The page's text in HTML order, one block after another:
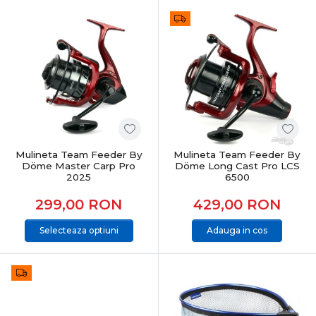
echilibrată
Mulinete feeder– frânare precisă și recuperare
constantă
Momitoare & coșulețe feeder– control al nădirii pe
substrat
Monturi feeder & staționar
– eficiență și fiabilitate
Accesorii feeder
– agrafe, vârteje, tuburi antitangle
Suporturi, rod pod-uri, tripozi
– stabilitate și
organizare
Avertizoare & indicatori
– semnalizare clară a
trăsăturii
Echipamentele feeder sunt proiectate pentru:
detectarea trăsăturilor fine
reacție rapidă în înțepare
Vârfurile sensibile și monturile bine echilibrate sunt
Mulineta Team Feeder By
Döme Master Carp Pro
2025
299,00 RON
Selecteaza optiuni
Mulineta Team Feeder By
Döme Long Cast Pro LCS
6500
429,00 RON
Adauga in cos